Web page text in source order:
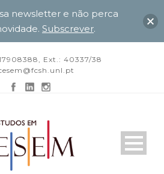
Ext.: 40337/38
newsletter e não perca
Subscrever.